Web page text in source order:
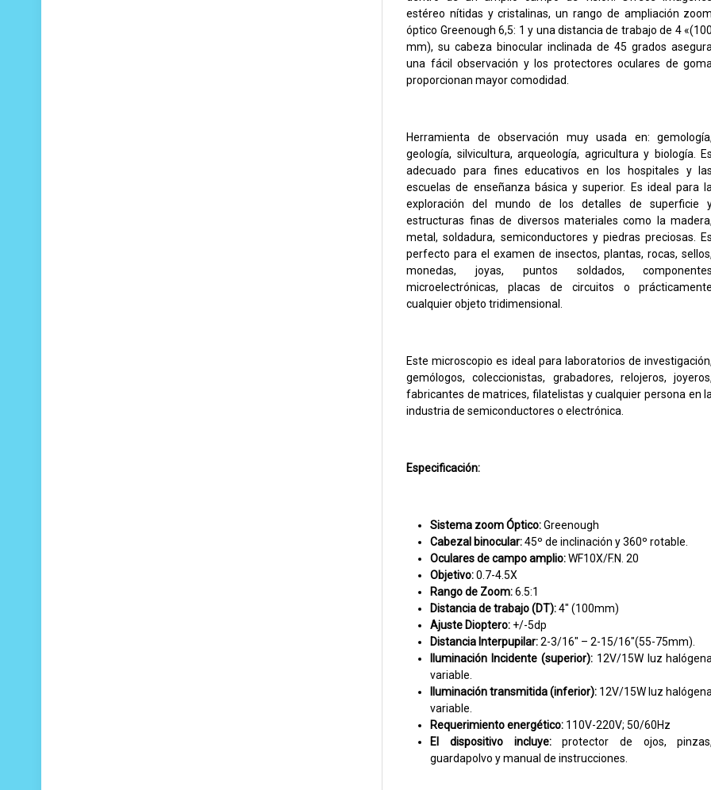
estéreo nítidas y cristalinas, un rango de ampliación zoom
óptico Greenough 6,5: 1 y una distancia de trabajo de 4 «(100
mm), su cabeza binocular inclinada de 45 grados asegura
una fácil observación y los protectores oculares de goma
proporcionan mayor comodidad.
Herramienta de observación muy usada en: gemología,
geología, silvicultura, arqueología, agricultura y biología. Es
adecuado para fines educativos en los hospitales y las
escuelas de enseñanza básica y superior. Es ideal para la
exploración del mundo de los detalles de superficie
estructuras finas de diversos materiales como la madera,
metal, soldadura, semiconductores y piedras preciosas. Es
perfecto para el examen de insectos, plantas, rocas, sellos,
monedas, joyas, puntos soldados, componentes
microelectrónicas, placas de circuitos o prácticamente
cualquier objeto tridimensional.
Este microscopio es ideal para laboratorios de investigación,
gemólogos, coleccionistas, grabadores, relojeros, joyeros,
fabricantes de matrices, filatelistas y cualquier persona en la
industria de semiconductores o electrónica.
Especificación:
Sistema zoom Óptico:Greenough
Cabezal binocular:45º de inclinación y 360º rotable.
Oculares de campo amplio:WF10X/F.N. 20
Objetivo:0.7-4.5X
Rango de Zoom:6.5:1
Distancia de trabajo (DT):4″ (100mm)
Ajuste Dioptero: +/-5dp
Distancia Interpupilar:2-3/16″ – 2-15/16″(55-75mm).
Iluminación Incidente (superior):12V/15W luz halógena
variable.
Iluminación transmitida (inferior): 12V/15W luz halógena
variable.
Requerimiento energético: 110V-220V; 50/60Hz
El dispositivo incluye:protector de ojos, pinzas,
guardapolvo y manual de instrucciones.